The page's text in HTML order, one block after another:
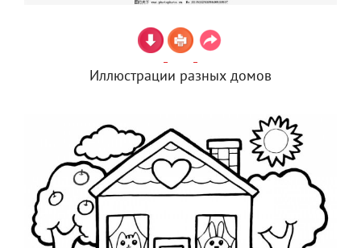
Иллюстрации разных домов